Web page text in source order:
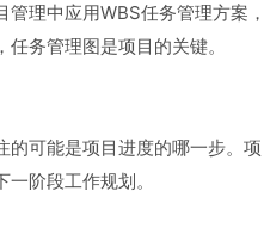
管理中应用WBS任务管理方案
任务管理图是项目的关键。
的可能是项目进度的哪一步。
阶段工作规划。